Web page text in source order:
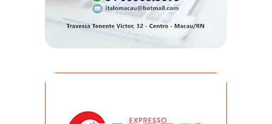
COMPETIÇÃO
COMPROMISSO
CONFERÊNCIA